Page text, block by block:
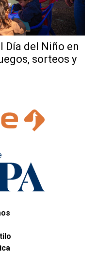
Día del Niño en
sorteos y